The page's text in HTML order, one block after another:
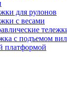
для рулонов
с весами
с подъемом вил
платформой